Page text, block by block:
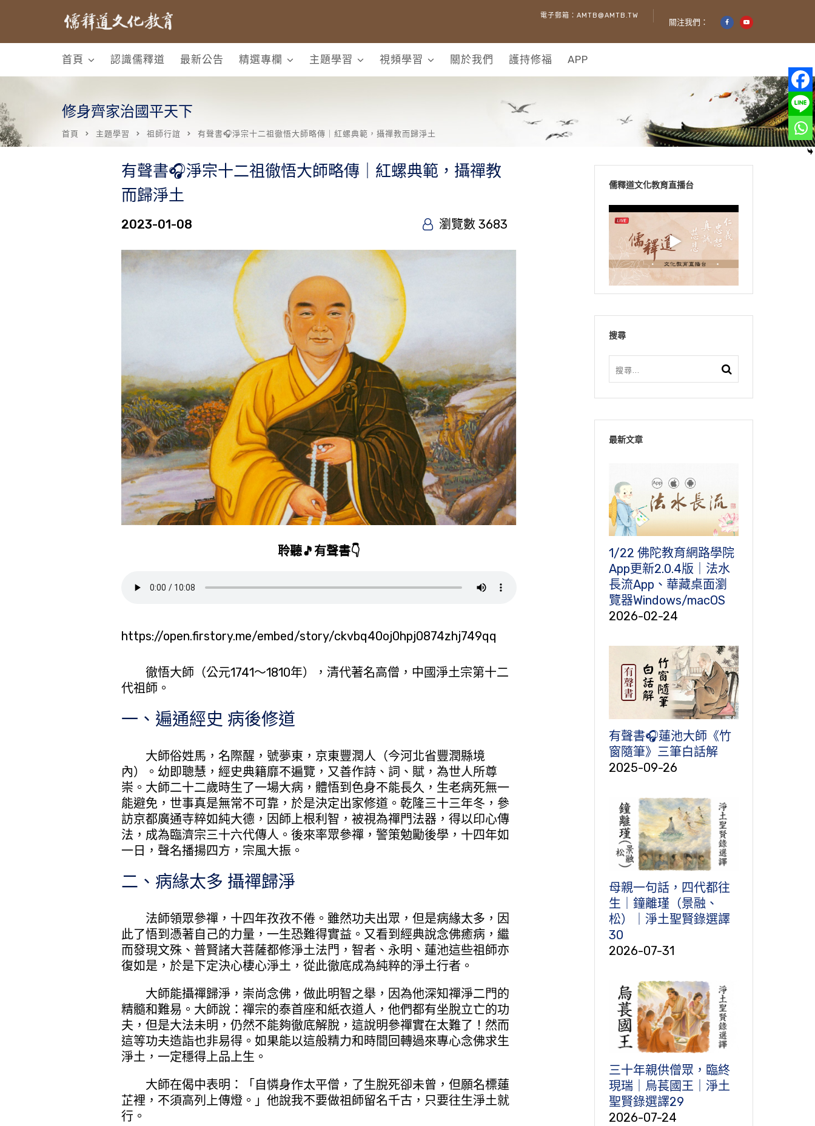
電子郵箱：AMTB@AMTB.TW
關注我們：
首頁 認識儒釋道 最新公告 精選專欄 主題學習 視頻學習 關於我們 護持修福 APP
修身齊家治國平天下
首頁 主題學習 祖師行誼 有聲書🎧淨宗十二祖徹悟大師略傳｜紅螺典範，攝禪教而歸淨土
有聲書🎧淨宗十二祖徹悟大師略傳｜紅螺典範，攝禪教
而歸淨土
2023-01-08 瀏覽數 3683
聆聽🎵有聲書👇️
https://open.firstory.me/embed/story/ckvbq40oj0hpj0874zhj749qq
徹悟大師（公元1741～1810年），清代著名高僧，中國淨土宗第十二
代祖師。
一、遍通經史 病後修道
大師俗姓馬，名際醒，號夢東，京東豐潤人（今河北省豐潤縣境
內）。幼即聰慧，經史典籍靡不遍覽，又善作詩、詞、賦，為世人所尊
崇。大師二十二歲時生了一場大病，體悟到色身不能長久，生老病死無一
能避免，世事真是無常不可靠，於是決定出家修道。乾隆三十三年冬，參
訪京都廣通寺粹如純大德，因師上根利智，被視為禪門法器，得以印心傳
法，成為臨濟宗三十六代傳人。後來率眾參禪，警策勉勵後學，十四年如
一日，聲名播揚四方，宗風大振。
二、病緣太多 攝禪歸淨
法師領眾參禪，十四年孜孜不倦。雖然功夫出眾，但是病緣太多，因
此了悟到憑著自己的力量，一生恐難得實益。又看到經典說念佛癒病，繼
而發現文殊、普賢諸大菩薩都修淨土法門，智者、永明、蓮池這些祖師亦
復如是，於是下定決心棲心淨土，從此徹底成為純粹的淨土行者。
大師能攝禪歸淨，崇尚念佛，做此明智之舉，因為他深知禪淨二門的
精髓和難易。大師說：禪宗的泰首座和紙衣道人，他們都有坐脫立亡的功
夫，但是大法未明，仍然不能夠徹底解脫，這說明參禪實在太難了！然而
這等功夫造詣也非易得。如果能以這般精力和時間回轉過來專心念佛求生
淨土，一定穩得上品上生。
大師在偈中表明：「自憐身作太平僧，了生脫死卻未曾，但願名標蓮
芷裡，不須高列上傳燈。」他說我不要做祖師留名千古，只要往生淨土就
行。
儒釋道文化教育直播台
搜尋
最新文章
1/22 佛陀教育網路學院
App更新2.0.4版｜法水
長流App、華藏桌面瀏
覽器Windows/macOS
2026-02-24
有聲書🎧蓮池大師《竹
窗隨筆》三筆白話解
2025-09-26
母親一句話，四代都往
生｜鐘離瑾（景融、
松）｜淨土聖賢錄選譯
30
2026-07-31
三十年親供僧眾，臨終
現瑞｜烏萇國王｜淨土
聖賢錄選譯29
2026-07-24